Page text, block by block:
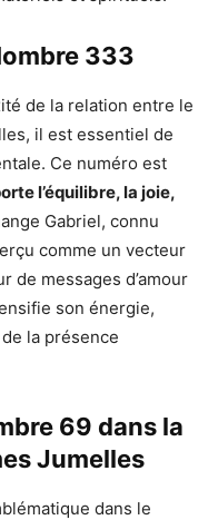
333
de la relation entre le
il est essentiel de
Ce numéro est
l’équilibre, la joie,
Gabriel, connu
comme un vecteur
de messages d’amour
son énergie,
la présence
69 dans la
Jumelles
dans le